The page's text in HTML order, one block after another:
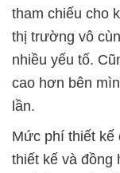
tham chiếu cho
thị trường vô
nhiều yếu tố.
cao hơn bên
lần.
Mức phí thiết kế
thiết kế và đồng